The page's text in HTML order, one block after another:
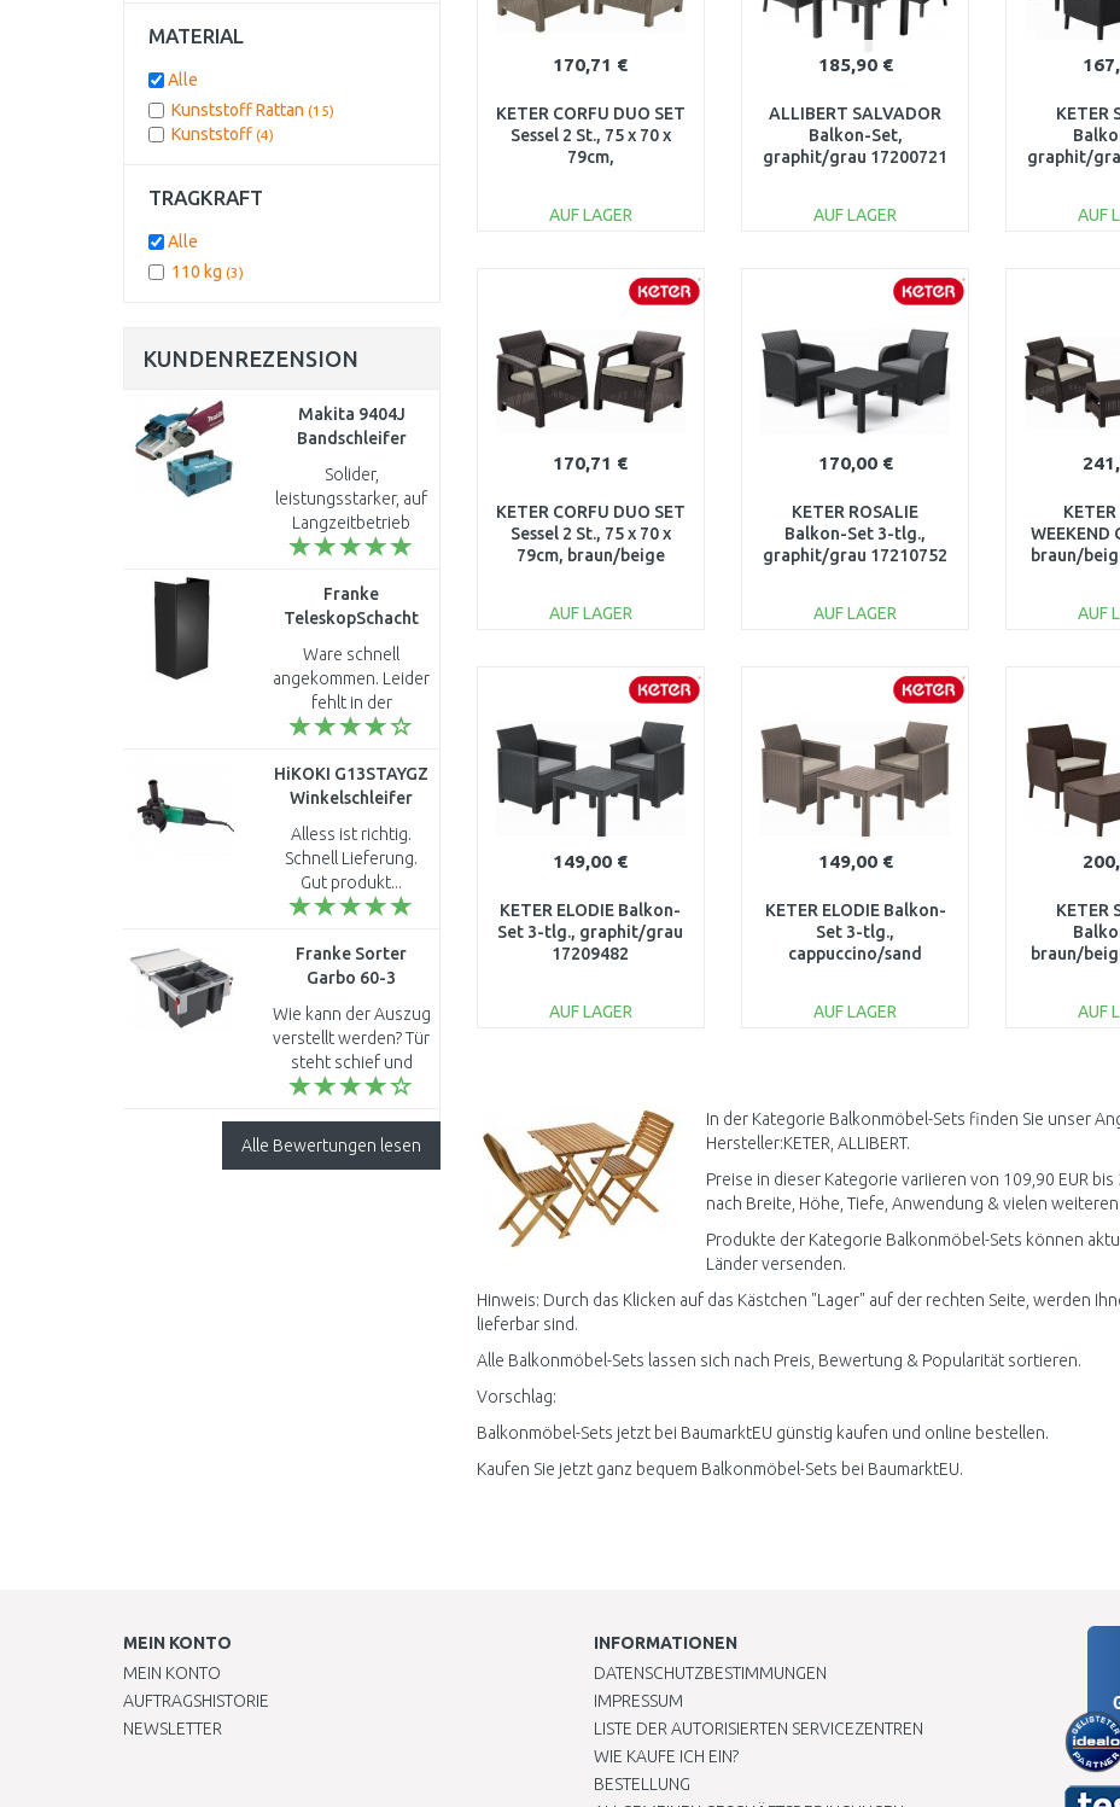
170,71 €
KETER CORFU DUO SET
Sessel 2 St., 75 x 70 x
79cm,
AUF LAGER
WARENKORB
185,90 €
ALLIBERT SALVADOR
Balkon-Set,
graphit/grau 17200721
AUF LAGER
WARENKORB
KETER
graphit/
AUF
170,71 €
KETER CORFU DUO SET
Sessel 2 St., 75 x 70 x
79cm, braun/beige
AUF LAGER
WARENKORB
170,00 €
KETER ROSALIE
Balkon-Set 3-tlg.,
graphit/grau 17210752
AUF LAGER
WARENKORB
braun/
AUF
149,00 €
KETER ELODIE Balkon-
Set 3-tlg., graphit/grau
17209482
AUF LAGER
Vergleichen
149,00 €
KETER ELODIE Balkon-
Set 3-tlg.,
cappuccino/sand
AUF LAGER
Vergleichen
KETER
braun/
AUF
In der Kategorie Balkonmöbel-Sets finden Sie unser
Hersteller:KETER, ALLIBERT.
Preise in dieser Kategorie variieren von 109,90 EUR
nach Breite, Höhe, Tiefe, Anwendung & vielen
Produkte der Kategorie Balkonmöbel-Sets können
Länder versenden.
Hinweis: Durch das Klicken auf das Kästchen "Lager" auf der rechten Seite, werden
lieferbar sind.
Alle Balkonmöbel-Sets lassen sich nach Preis, Bewertung & Popularität sortieren.
Vorschlag:
Balkonmöbel-Sets jetzt bei BaumarktEU günstig kaufen und online bestellen.
Kaufen Sie jetzt ganz bequem Balkonmöbel-Sets bei BaumarktEU.
MATERIAL
Alle
Kunststoff Rattan (15)
Kunststoff (4)
TRAGKRAFT
Alle
110 kg (3)
KUNDENREZENSION
Makita 9404J
Bandschleifer
100x610mm,
1010W, Makpac
Solider,
leistungsstarker, auf
Langzeitbetrieb
ausgelegter
des hohen
Eigengewichtes der
Maschine benötigt
man relativ we..
Franke
TeleskopSchacht
Dunstabzugshauben,
schwarz
112.0285.288
Ware schnell
angekommen. Leider
fehlt in der
Beschreibung dass
Abluftbausatz aus
Kaminverkleidung
UND Flexrohr inkl.
Bef..
HiKOKI G13STAYGZ
Winkelschleifer
(600W/125mm)
Alless ist richtig.
Schnell Lieferung.
Gut produkt...
Franke Sorter
Garbo 60-3
121.0200.680
Wie kann der Auszug
verstellt werden? Tür
steht schief und
schließt nicht mehr
Alle Bewertungen lesen
MEIN KONTO
MEIN KONTO
AUFTRAGSHISTORIE
NEWSLETTER
INFORMATIONEN
DATENSCHUTZBESTIMMUNGEN
IMPRESSUM
LISTE DER AUTORISIERTEN SERVICEZENTREN
WIE KAUFE ICH EIN?
BESTELLUNG